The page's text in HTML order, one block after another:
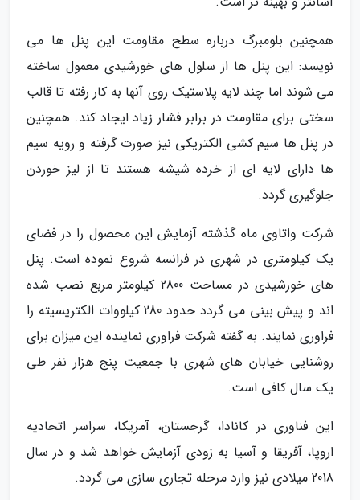
همچنین بلومبرگ درباره سطح مقاومت این پنل ها می
نویسد: این پنل ها از سلول های خورشیدی معمول ساخته
می شوند اما چند لایه پلاستیک روی آنها به کار رفته تا قالب
سختی برای مقاومت در برابر فشار زیاد ایجاد کند. همچنین
در پنل ها سیم کشی الکتریکی نیز صورت گرفته و رویه سیم
ها دارای لایه ای از خرده شیشه هستند تا از لیز خوردن
جلوگیری گردد.
شرکت واتاوی ماه گذشته آزمایش این محصول را در فضای
یک کیلومتری در شهری در فرانسه شروع نموده است. پنل
های خورشیدی در مساحت 2800 کیلومتر مربع نصب شده
اند و پیش بینی می گردد حدود 280 کیلووات الکتریسیته را
فراوری نمایند. به گفته شرکت فراوری نماینده این میزان برای
روشنایی خیابان های شهری با جمعیت پنج هزار نفر طی
یک سال کافی است.
این فناوری در کانادا، گرجستان، آمریکا، سراسر اتحادیه
اروپا، آفریقا و آسیا به زودی آزمایش خواهد شد و در سال
2018 میلادی نیز وارد مرحله تجاری سازی می گردد.